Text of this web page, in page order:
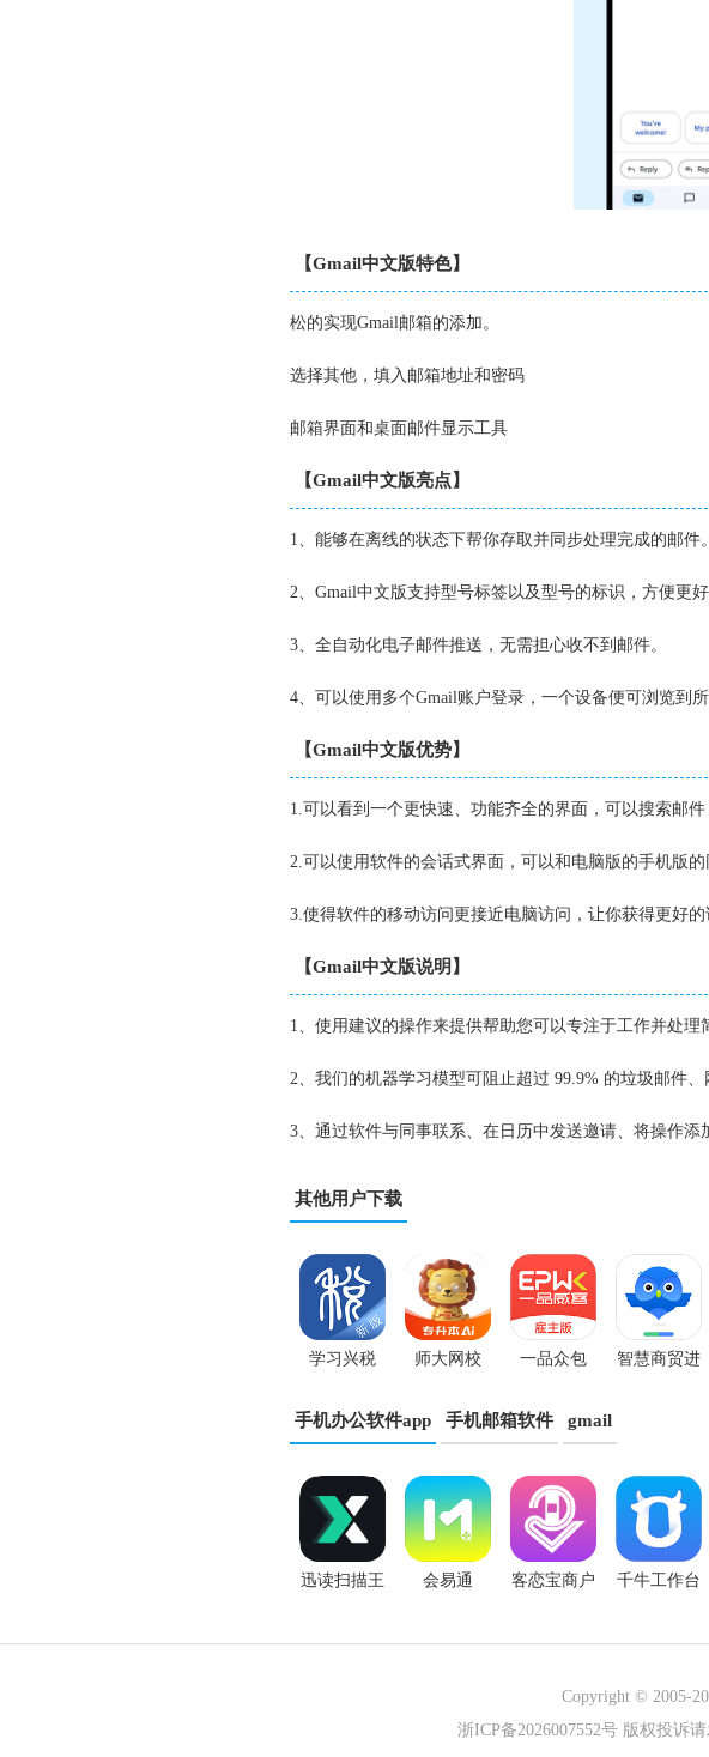
【Gmail中文版特色】
松的实现Gmail邮箱的添加。
选择其他，填入邮箱地址和密码
邮箱界面和桌面邮件显示工具
【Gmail中文版亮点】
1、能够在离线的状态下帮你存取并同步处理完成的邮件。
2、Gmail中文版支持型号标签以及型号的标识，方便更好
3、全自动化电子邮件推送，无需担心收不到邮件。
4、可以使用多个Gmail账户登录，一个设备便可浏览到所
【Gmail中文版优势】
1.可以看到一个更快速、功能齐全的界面，可以搜索邮件
2.可以使用软件的会话式界面，可以和电脑版的手机版
3.使得软件的移动访问更接近电脑访问，让你获得更好
【Gmail中文版说明】
1、使用建议的操作来提供帮助您可以专注于工作并处
2、我们的机器学习模型可阻止超过 99.9% 的垃圾邮件
3、通过软件与同事联系、在日历中发送邀请、将操作
其他用户下载
学习兴税
app
师大网校
app
一品众包
app
智慧商贸进
手机办公软件app 手机邮箱软件 gmail
迅读扫描王 会易通 客恋宝商户 千牛工作台
Copyright © 2005-
浙ICP备2026007552号 版权投诉